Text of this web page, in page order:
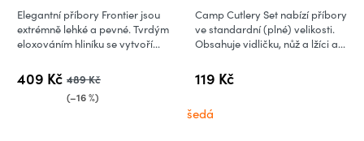
409 Kč 489 Kč
(–16 %)
Elegantní příbory Frontier jsou
extrémně lehké a pevné. Tvrdým
eloxováním hliníku se vytvoří...
119 Kč
Camp Cutlery Set nabízí příbory
ve standardní (plné) velikosti.
Obsahuje vidličku, nůž a lžíci a...
šedá